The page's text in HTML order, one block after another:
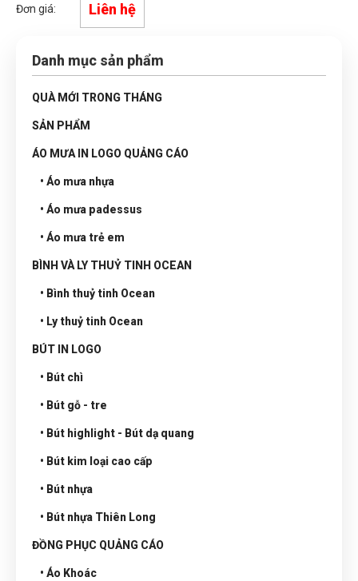
Đơn giá: Liên hệ
Danh mục sản phẩm
QUÀ MỚI TRONG THÁNG
SẢN PHẨM
ÁO MƯA IN LOGO QUẢNG CÁO
• Áo mưa nhựa
• Áo mưa padessus
• Áo mưa trẻ em
BÌNH VÀ LY THUỶ TINH OCEAN
• Bình thuỷ tinh Ocean
• Ly thuỷ tinh Ocean
BÚT IN LOGO
• Bút chì
• Bút gỗ - tre
• Bút highlight - Bút dạ quang
• Bút kim loại cao cấp
• Bút nhựa
• Bút nhựa Thiên Long
ĐỒNG PHỤC QUẢNG CÁO
• Áo Khoác